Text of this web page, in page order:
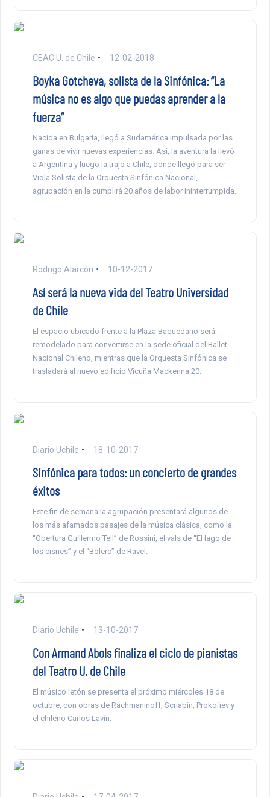
CEAC U. de Chile 12-02-2018
Boyka Gotcheva, solista de la Sinfónica: “La
música no es algo que puedas aprender a la
fuerza”
Nacida en Bulgaria, llegó a Sudamérica impulsada por las
ganas de vivir nuevas experiencias. Así, la aventura la llevó
a Argentina y luego la trajo a Chile, donde llegó para ser
Viola Solista de la Orquesta Sinfónica Nacional,
agrupación en la cumplirá 20 años de labor ininterrumpida.
Rodrigo Alarcón 10-12-2017
Así será la nueva vida del Teatro Universidad
de Chile
El espacio ubicado frente a la Plaza Baquedano será
remodelado para convertirse en la sede oficial del Ballet
Nacional Chileno, mientras que la Orquesta Sinfónica se
trasladará al nuevo edificio Vicuña Mackenna 20.
Diario Uchile 18-10-2017
Sinfónica para todos: un concierto de grandes
éxitos
Este fin de semana la agrupación presentará algunos de
los más afamados pasajes de la música clásica, como la
“Obertura Guillermo Tell” de Rossini, el vals de “El lago de
los cisnes” y el “Bolero” de Ravel.
Diario Uchile 13-10-2017
Con Armand Abols finaliza el ciclo de pianistas
del Teatro U. de Chile
El músico letón se presenta el próximo miércoles 18 de
octubre, con obras de Rachmaninoff, Scriabin, Prokofiev y
el chileno Carlos Lavín.